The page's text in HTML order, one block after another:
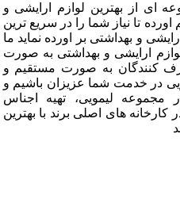
ای از بهترین لوازم ارایشی و
تا نیاز شما را در سریع ترین
و بهداشتی بر اورده نماید ما
پخش لوازم ارایشی و بهداشتی به صورت
کنندگان به صورت مستقیم و
در خدمت شما عزیزان باشیم و
لیمویی، تهیه اجناس
های اصلی برند با بهترین